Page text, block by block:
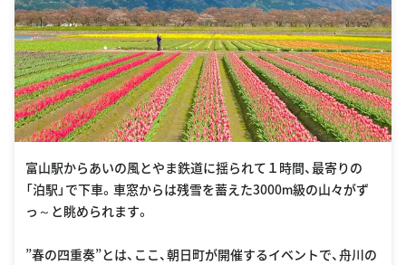
富山駅からあいの風とやま鉄道に揺られて１時間、最寄りの
「泊駅」で下車。車窓からは残雪を蓄えた3000ⅿ級の山々がず
っ～と眺められます。
”春の四重奏”とは、ここ、朝日町が開催するイベントで、舟川の